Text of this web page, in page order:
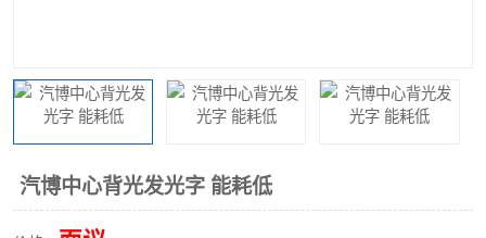
汽博中心背光发光字 能耗低